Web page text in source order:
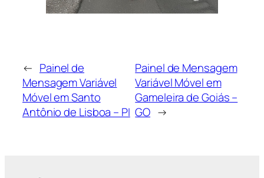
← Painel de
Mensagem Variável
Móvel em Santo
Antônio de Lisboa – PI
Painel de Mensagem
Variável Móvel em
Gameleira de Goiás –
GO →